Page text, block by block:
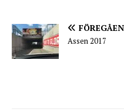
Assen 2017